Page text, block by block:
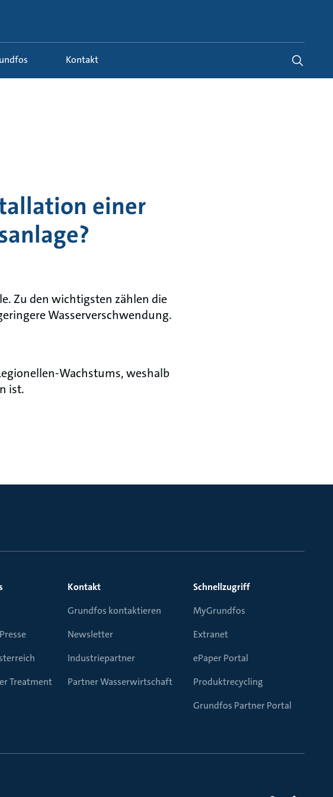
Kontakt
einer
Zu den wichtigsten zählen die
Wasserverschwendung.
Wachstums, weshalb
ist.
Treatment
Kontakt
Grundfos kontaktieren
Newsletter
Industriepartner
Partner Wasserwirtschaft
Schnellzugriff
MyGrundfos
Extranet
ePaper Portal
Produktrecycling
Grundfos Partner Portal